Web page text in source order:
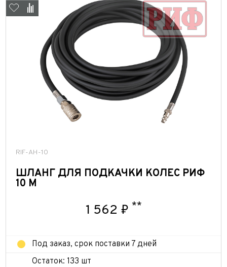
RIF-AH-10
ШЛАНГ ДЛЯ ПОДКАЧКИ КОЛЕС РИФ
10 М
1 562 ₽ **
Под заказ, срок поставки 7 дней
Остаток: 133 шт